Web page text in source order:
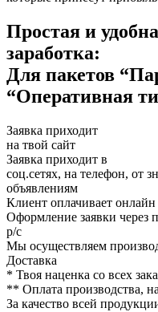
Простая и
заработка:
Для пакетов
“Оперативная
Заявка приходит
на твой сайт
Заявка приходит в
соц.сетях, на телефон, от
объявлениям
Клиент оплачивает
Оформление заявки через
р/с
Мы осуществляем
Доставка
* Твоя наценка со всех
** Оплата производства,
За качество всей